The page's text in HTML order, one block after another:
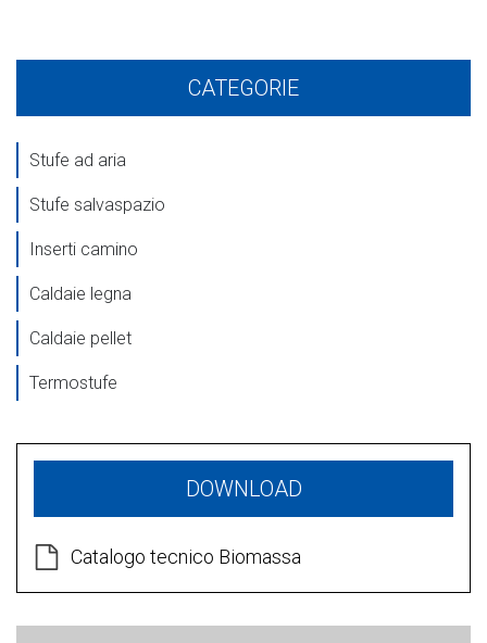
CATEGORIE
Stufe ad aria
Stufe salvaspazio
Inserti camino
Caldaie legna
Caldaie pellet
Termostufe
DOWNLOAD
Catalogo tecnico Biomassa